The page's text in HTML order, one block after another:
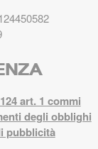
art. 1 commi
degli obblighi
pubblicità